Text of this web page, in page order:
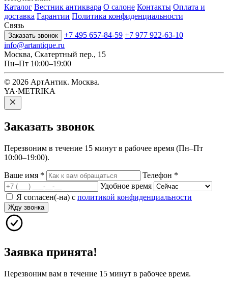
Каталог Вестник антиквара О салоне Контакты Оплата и
доставка Гарантии Политика конфиденциальности
Связь
Заказать звонок +7 495 657-84-59 +7 977 922-63-10
info@artantique.ru
Москва, Скатертный пер., 15
Пн–Пт 10:00–19:00
© 2026 АртАнтик. Москва.
YA·METRIKA
Заказать звонок
Перезвоним в течение 15 минут в рабочее время (Пн–Пт
10:00–19:00).
Ваше имя * Телефон *
Удобное время
Я согласен(-на) с политикой конфиденциальности
Жду звонка
Заявка принята!
Перезвоним вам в течение 15 минут в рабочее время.